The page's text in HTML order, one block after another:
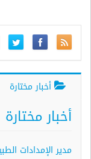
أخبار مختارة
أخبار مختارة
مدير الإمدادات